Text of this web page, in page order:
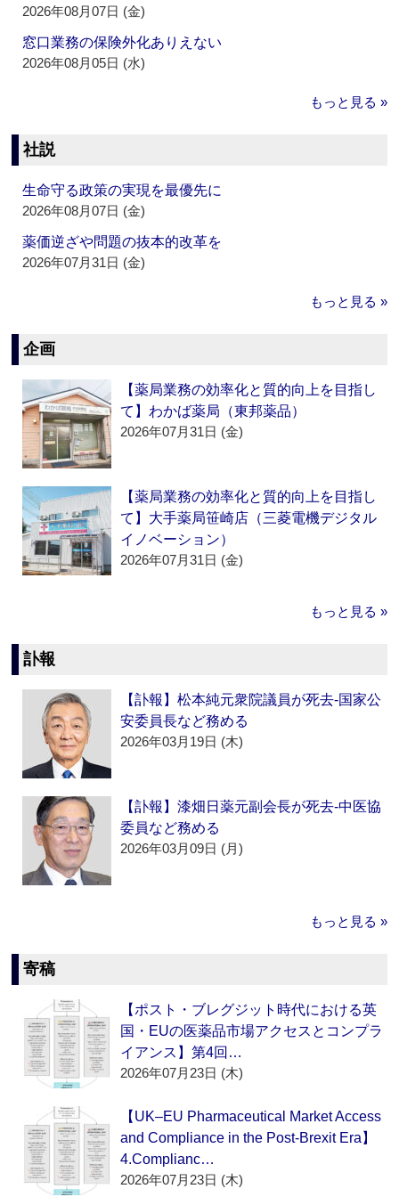
2026年08月07日 (金)
窓口業務の保険外化ありえない
2026年08月05日 (水)
もっと見る »
社説
生命守る政策の実現を最優先に
2026年08月07日 (金)
薬価逆ざや問題の抜本的改革を
2026年07月31日 (金)
もっと見る »
企画
【薬局業務の効率化と質的向上を目指し
て】わかば薬局（東邦薬品）
2026年07月31日 (金)
【薬局業務の効率化と質的向上を目指し
て】大手薬局笹崎店（三菱電機デジタル
イノベーション）
2026年07月31日 (金)
もっと見る »
訃報
【訃報】松本純元衆院議員が死去‐国家公
安委員長など務める
2026年03月19日 (木)
【訃報】漆畑日薬元副会長が死去‐中医協
委員など務める
2026年03月09日 (月)
もっと見る »
寄稿
【ポスト・ブレグジット時代における英
国・EUの医薬品市場アクセスとコンプラ
イアンス】第4回…
2026年07月23日 (木)
【UK–EU Pharmaceutical Market Access
and Compliance in the Post-Brexit Era】
4.Complianc…
2026年07月23日 (木)